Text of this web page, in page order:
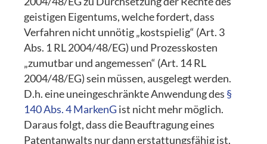
geistigen Eigentums, welche fordert, dass
Verfahren nicht unnötig „kostspielig“ (Art. 3
Abs. 1 RL 2004/48/EG) und Prozesskosten
„zumutbar und angemessen“ (Art. 14 RL
2004/48/EG) sein müssen, ausgelegt werden.
D.h. eine uneingeschränkte Anwendung des §
140 Abs. 4 MarkenG ist nicht mehr möglich.
Daraus folgt, dass die Beauftragung eines
Patentanwalts nur dann erstattungsfähig ist,